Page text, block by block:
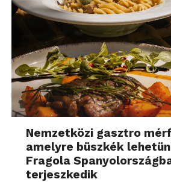
Nemzetközi gasztro
amelyre büszkék
Fragola
terjeszkedik